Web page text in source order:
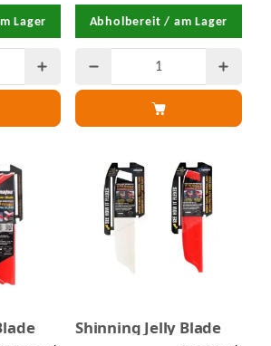
Lager Abholbereit / am Lager
Shinning Jelly Blade